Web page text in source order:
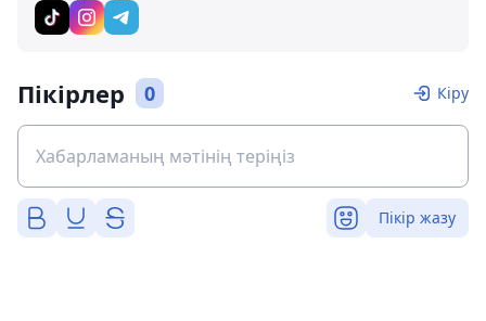
Пікірлер 0 Кіру
Пікір жазу